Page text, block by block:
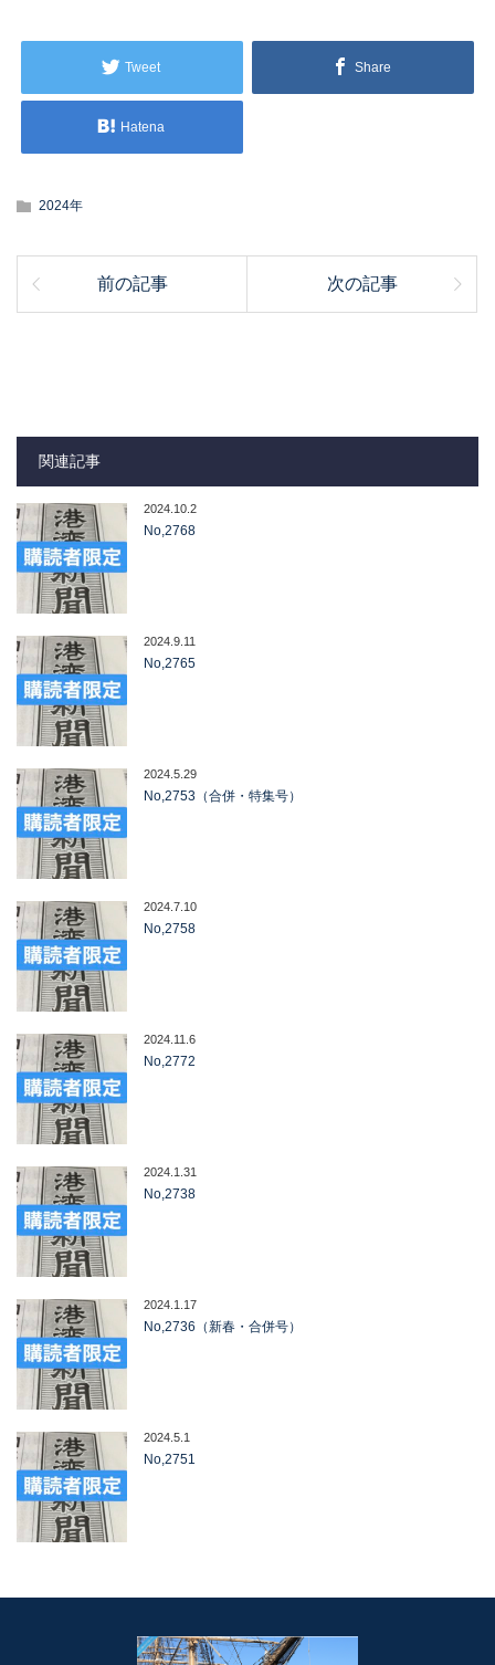
Tweet Share
Hatena
2024年
前の記事 次の記事
関連記事
2024.10.2
No,2768
2024.9.11
No,2765
2024.5.29
No,2753（合併・特集号）
2024.7.10
No,2758
2024.11.6
No,2772
2024.1.31
No,2738
2024.1.17
No,2736（新春・合併号）
2024.5.1
No,2751